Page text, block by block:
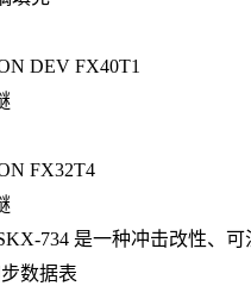
DEV FX40T1
FX32T4
734 是一种冲击改性、
数据表